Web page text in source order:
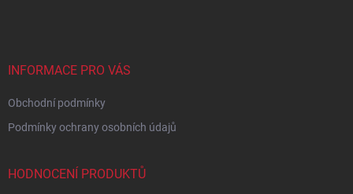
INFORMACE PRO VÁS
Obchodní podmínky
Podmínky ochrany osobních údajů
HODNOCENÍ PRODUKTŮ